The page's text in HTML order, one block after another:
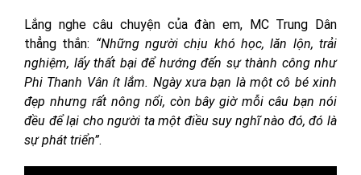
Lắng nghe câu chuyện của đàn em, MC Trung Dân
thẳng thắn: “Những người chịu khó học, lăn lộn, trải
nghiệm, lấy thất bại để hướng đến sự thành công như
Phi Thanh Vân ít lắm. Ngày xưa bạn là một cô bé xinh
đẹp nhưng rất nông nổi, còn bây giờ mỗi câu bạn nói
đều để lại cho người ta một điều suy nghĩ nào đó, đó là
sự phát triển”.